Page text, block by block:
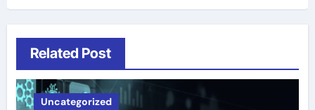
Related Post
Uncategorized